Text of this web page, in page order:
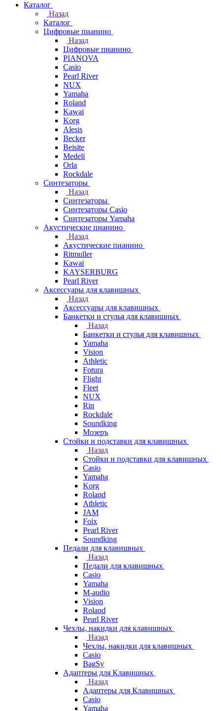
Каталог
Назад
Каталог
Цифровые пианино
Назад
Цифровые пианино
PIANOVA
Casio
Pearl River
NUX
Yamaha
Roland
Kawai
Korg
Alesis
Becker
Beisite
Medeli
Orla
Rockdale
Синтезаторы
Назад
Синтезаторы
Синтезаторы Casio
Синтезаторы Yamaha
Акустические пианино
Назад
Акустические пианино
Ritmuller
Kawai
KAYSERBURG
Pearl River
Аксессуары для клавишных
Назад
Аксессуары для клавишных
Банкетки и стулья для клавишных
Назад
Банкетки и стулья для клавишных
Yamaha
Vision
Athletic
Fotura
Flight
Fleet
NUX
Rin
Rockdale
Soundking
Мозеръ
Стойки и подставки для клавишных
Назад
Стойки и подставки для клавишных
Casio
Yamaha
Korg
Roland
Athletic
JAM
Foix
Pearl River
Soundking
Педали для клавишных
Назад
Педали для клавишных
Casio
Yamaha
M-audio
Vision
Roland
Pearl River
Чехлы, накидки для клавишных
Назад
Чехлы, накидки для клавишных
Casio
BagSy
Адаптеры для Клавишных
Назад
Адаптеры для Клавишных
Casio
Yamaha